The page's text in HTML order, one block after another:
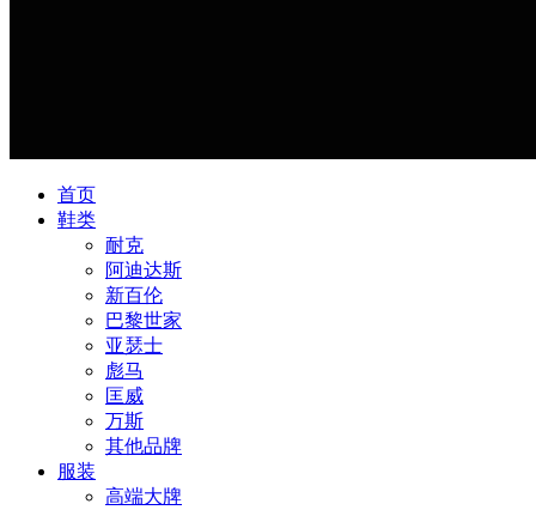
首页
鞋类
耐克
阿迪达斯
新百伦
巴黎世家
亚瑟士
彪马
匡威
万斯
其他品牌
服装
高端大牌